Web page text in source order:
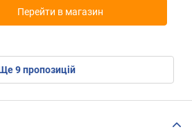
Перейти в магазин
ще9пропозицій